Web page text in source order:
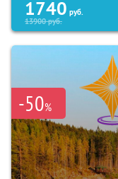
1740 руб.
13900руб.
-50%